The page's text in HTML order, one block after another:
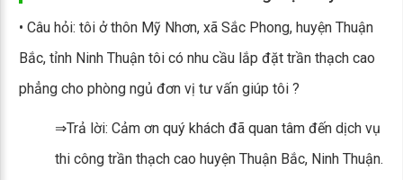
• Câu hỏi: tôi ở thôn Mỹ Nhơn, xã Sắc Phong, huyện Thuận
Bắc, tỉnh Ninh Thuận tôi có nhu cầu lắp đặt trần thạch cao
phẳng cho phòng ngủ đơn vị tư vấn giúp tôi ?
⇒Trả lời: Cảm ơn quý khách đã quan tâm đến dịch vụ
thi công trần thạch cao huyện Thuận Bắc, Ninh Thuận.